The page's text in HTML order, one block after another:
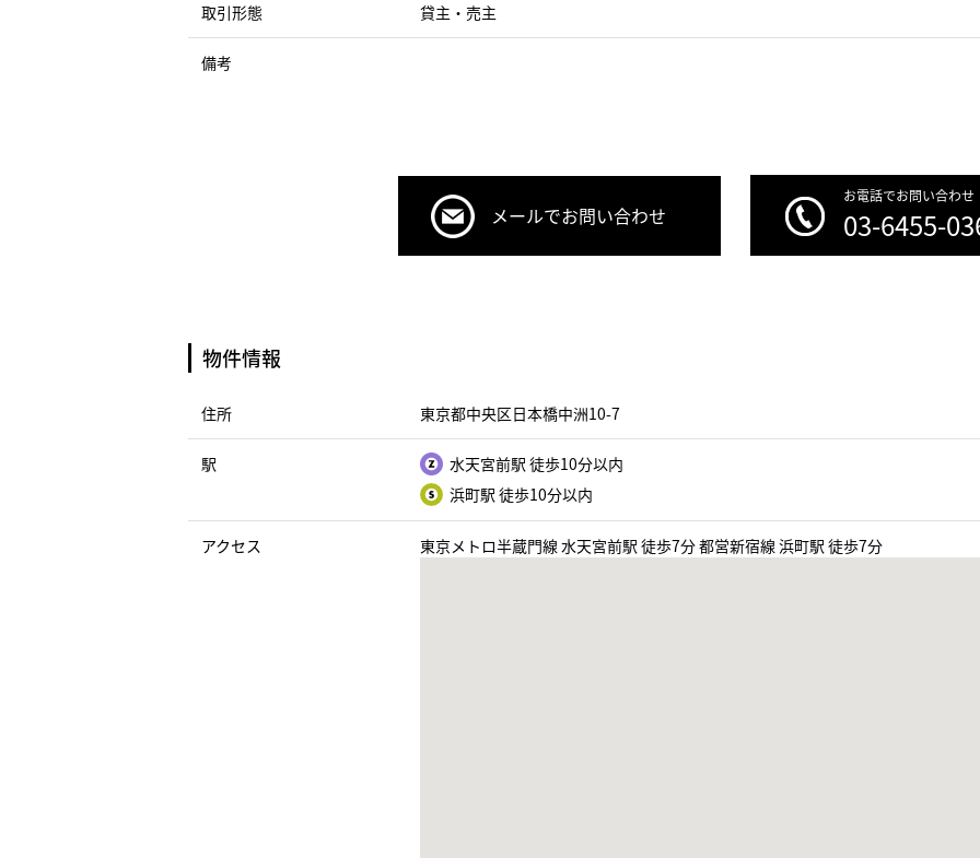
取引形態 貸主・売主
備考
メールでお問い合わせ
お電話でお問い合わせ
03-6455-
物件情報
住所 東京都中央区日本橋中洲10-7
駅
水天宮前駅 徒歩10分以内
浜町駅 徒歩10分以内
アクセス 東京メトロ半蔵門線 水天宮前駅 徒歩7分 都営新宿線 浜町駅 徒歩7分